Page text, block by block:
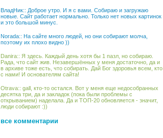
ВладНик:: Доброе утро. И я с вами. Собираю и загружаю
новые. Сайт работает нормально. Только нет новых картинок
и это большой минус.
Norada:: На сайте много людей, но они собирают молча,
поэтому их плохо видно ))
Danira:: Я здесь. Каждый день хотя бы 1 пазл, но собираю.
Рада, что сайт жив. Незавершённых у меня достаточно, да и
в архиве тоже есть, что собирать. Дай Бог здоровья всем, кто
с нами! И основателям сайта!
Otrava:: gall, кто-то остался. Вот у меня еще недособранных
десятка три, да и закладок (пока были проблемы с
открыванием) наделала. Да и ТОП-20 обновляется - значит,
люди собирают :))
все комментарии